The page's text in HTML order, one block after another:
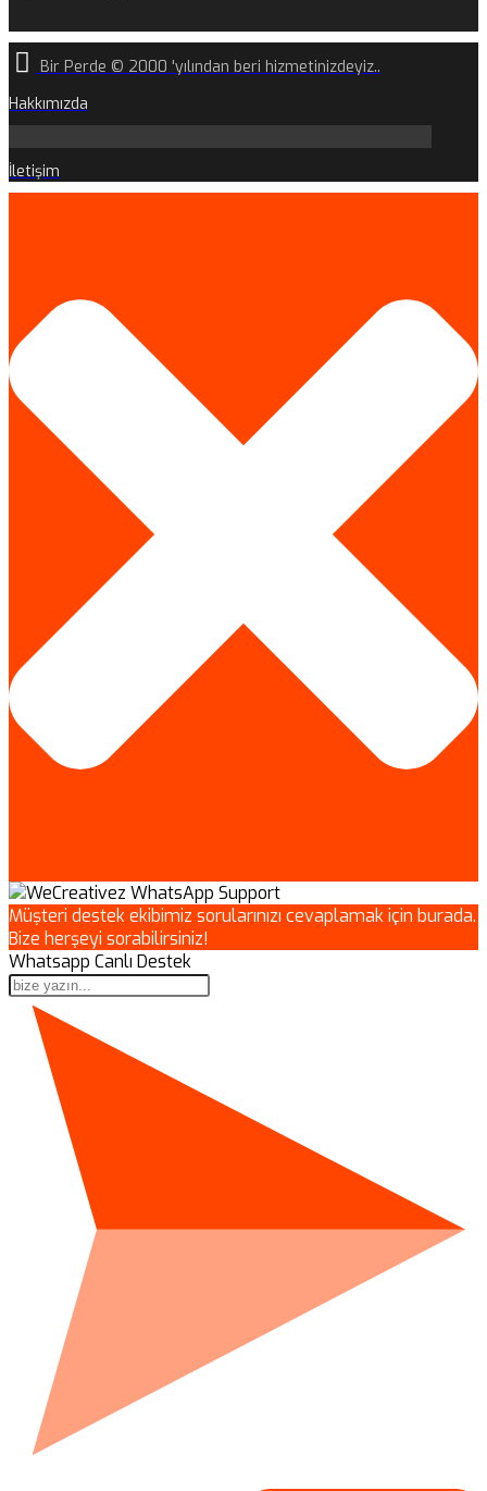
Bir Perde © 2000 'yılından beri hizmetinizdeyiz..
Hakkımızda
İletişim
Müşteri destek ekibimiz sorularınızı cevaplamak için burada.
Bize herşeyi sorabilirsiniz!
Whatsapp Canlı Destek